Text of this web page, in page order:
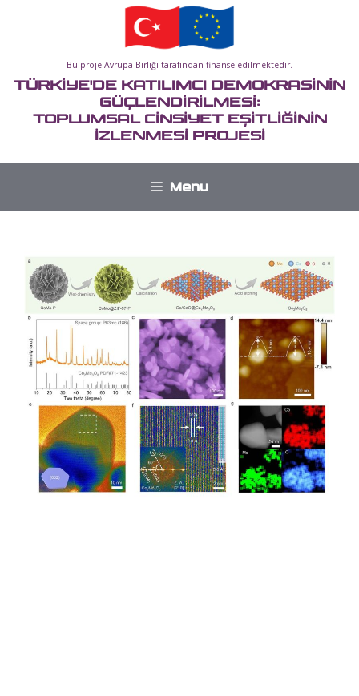
Bu proje Avrupa Birliği tarafından finanse edilmektedir.
TÜRKİYE'DE KATILIMCI DEMOKRASİNİN
GÜÇLENDİRİLMESİ:
TOPLUMSAL CİNSİYET EŞİTLİĞİNİN
İZLENMESİ PROJESİ
Menu